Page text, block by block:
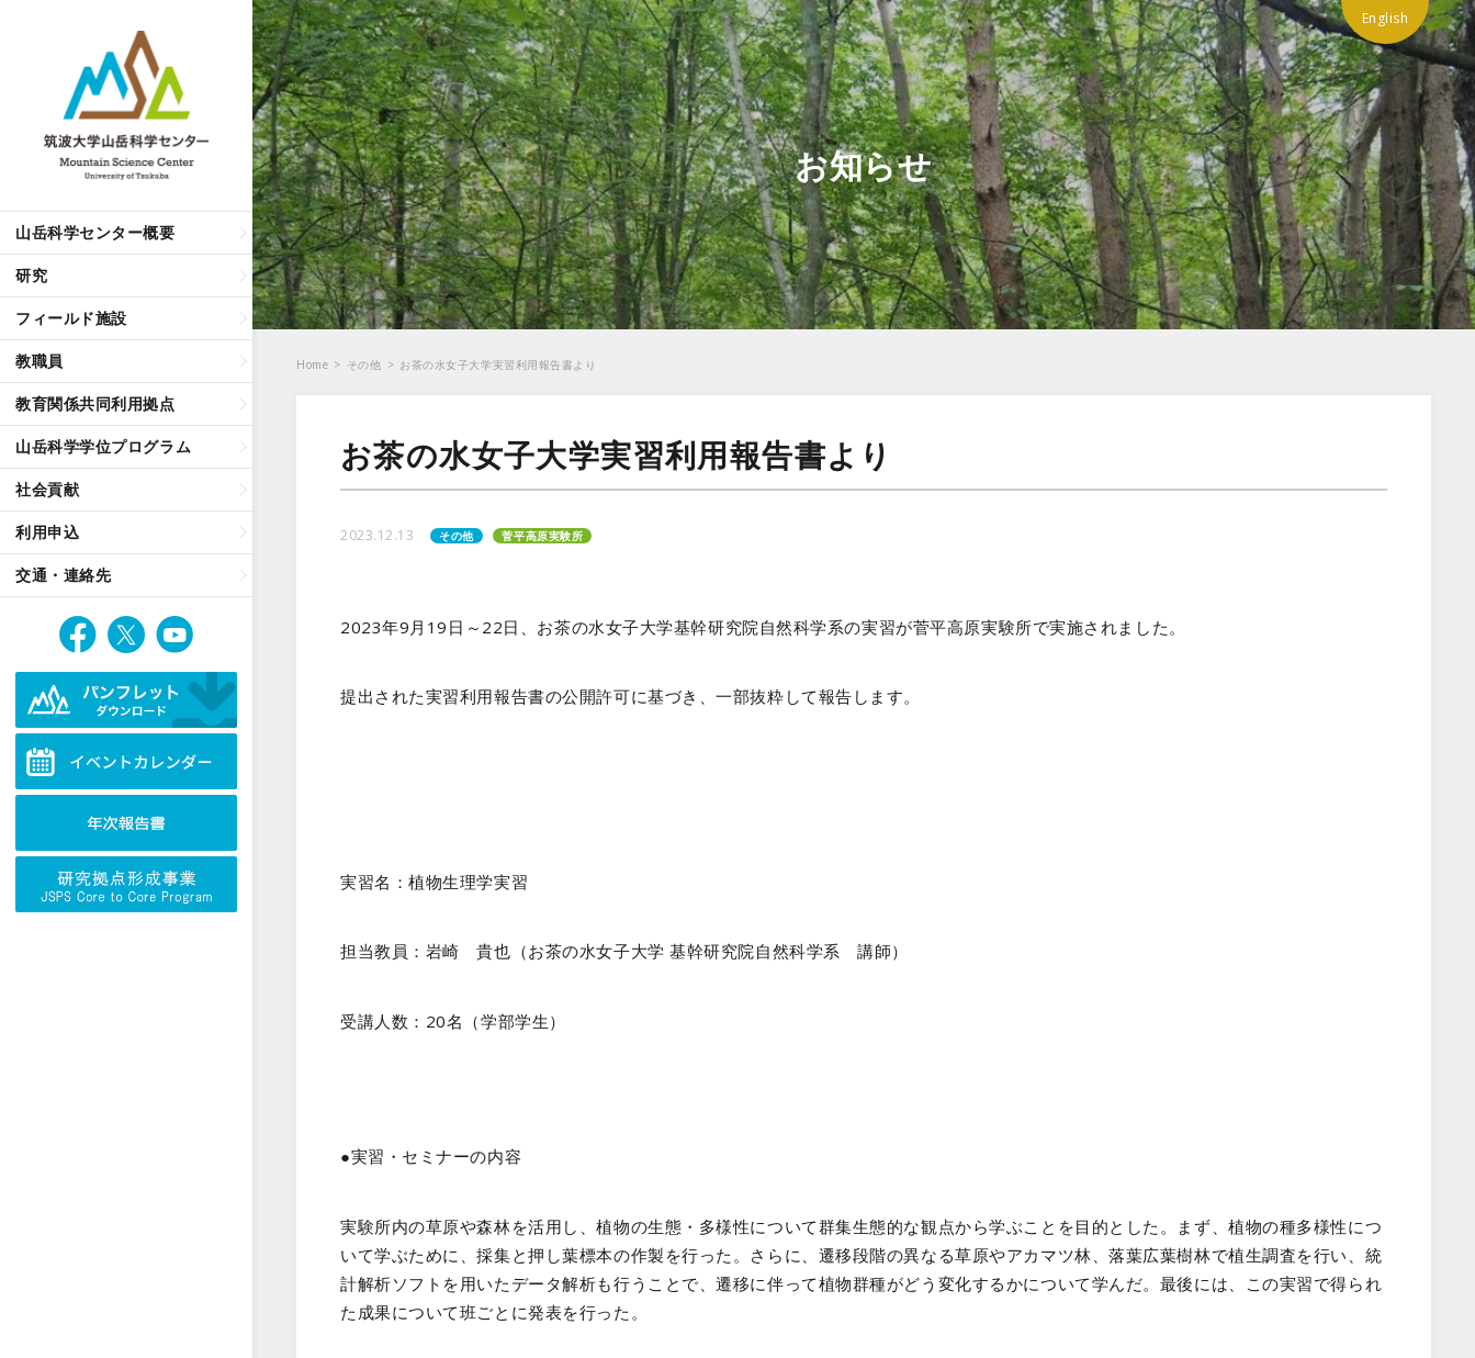
山岳科学センター概要
研究
フィールド施設
教職員
教育関係共同利用拠点
山岳科学学位プログラム
社会貢献
利用申込
交通・連絡先
English
お知らせ
Home > その他 > お茶の水女子大学実習利用報告書より
お茶の水女子大学実習利用報告書より
2023.12.13 その他 菅平高原実験所
2023年9月19日～22日、お茶の水女子大学基幹研究院自然科学系の実習が菅平高原実験所で実施されました。
提出された実習利用報告書の公開許可に基づき、一部抜粋して報告します。
実習名：植物生理学実習
担当教員：岩崎 貴也（お茶の水女子大学 基幹研究院自然科学系 講師）
受講人数：20名（学部学生）
●実習・セミナーの内容
実験所内の草原や森林を活用し、植物の生態・多様性について群集生態的な観点から学ぶことを目的とした。まず、植物の種多様性につ
いて学ぶために、採集と押し葉標本の作製を行った。さらに、遷移段階の異なる草原やアカマツ林、落葉広葉樹林で植生調査を行い、統
計解析ソフトを用いたデータ解析も行うことで、遷移に伴って植物群種がどう変化するかについて学んだ。最後には、この実習で得られ
た成果について班ごとに発表を行った。